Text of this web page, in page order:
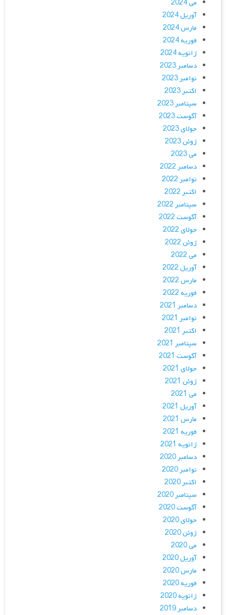
می 2024
آوریل 2024
مارس 2024
فوریه 2024
ژانویه 2024
دسامبر 2023
نوامبر 2023
اکتبر 2023
سپتامبر 2023
آگوست 2023
جولای 2023
ژوئن 2023
می 2023
دسامبر 2022
نوامبر 2022
اکتبر 2022
سپتامبر 2022
آگوست 2022
جولای 2022
ژوئن 2022
می 2022
آوریل 2022
مارس 2022
فوریه 2022
دسامبر 2021
نوامبر 2021
اکتبر 2021
سپتامبر 2021
آگوست 2021
جولای 2021
ژوئن 2021
می 2021
آوریل 2021
مارس 2021
فوریه 2021
ژانویه 2021
دسامبر 2020
نوامبر 2020
اکتبر 2020
سپتامبر 2020
آگوست 2020
جولای 2020
ژوئن 2020
می 2020
آوریل 2020
مارس 2020
فوریه 2020
ژانویه 2020
دسامبر 2019